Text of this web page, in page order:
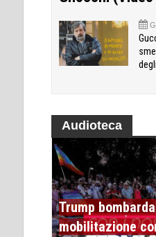
Audioteca
Trump
mobilitazione